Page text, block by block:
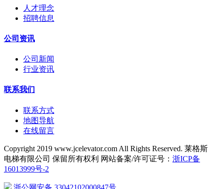
人才理念
招聘信息
公司资讯
公司新闻
行业资讯
联系我们
联系方式
地图导航
在线留言
Copyright 2019 www.jcelevator.com All Rights Reserved. 莱格斯
电梯有限公司 保留所有权利 网站备案/许可证号： 浙ICP备
16013999号-2
浙公网安备 33042102000847号